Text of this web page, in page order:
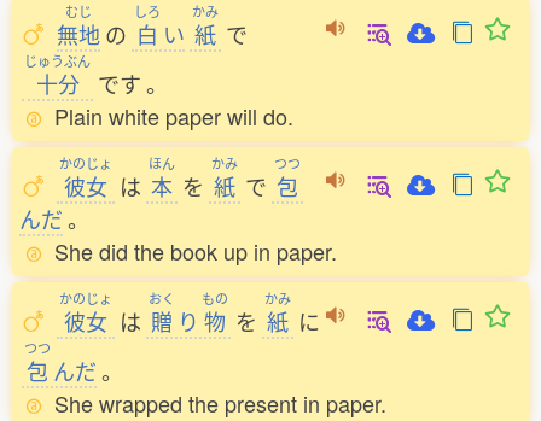
むじ
無地の
しろ
白 い
かみ
紙 で
じゅうぶん
十分 です。
Plain white paper will do.
かのじょ
彼女 は
ほん
本 を
かみ
紙 で
つつ
包
んだ。
She did the book up in paper.
かのじょ
彼女 は
おく
贈 り
もの
物 を
かみ
紙 に
つつ
包 んだ。
She wrapped the present in paper.